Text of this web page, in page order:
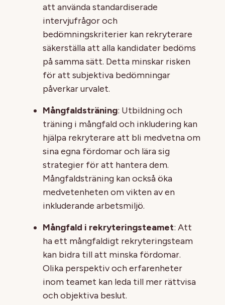
att använda standardiserade
intervjufrågor och
bedömningskriterier kan rekryterare
säkerställa att alla kandidater bedöms
på samma sätt. Detta minskar risken
för att subjektiva bedömningar
påverkar urvalet.
Mångfaldsträning: Utbildning och
träning i mångfald och inkludering kan
hjälpa rekryterare att bli medvetna om
sina egna fördomar och lära sig
strategier för att hantera dem.
Mångfaldsträning kan också öka
medvetenheten om vikten av en
inkluderande arbetsmiljö.
Mångfald i rekryteringsteamet: Att
ha ett mångfaldigt rekryteringsteam
kan bidra till att minska fördomar.
Olika perspektiv och erfarenheter
inom teamet kan leda till mer rättvisa
och objektiva beslut.